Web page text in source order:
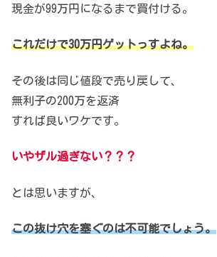
現金が99万円になるまで買付ける。
これだけで30万円ゲットっすよね。
その後は同じ値段で売り戻して、
無利子の200万を返済
すれば良いワケです。
いやザル過ぎない？？？
とは思いますが、
この抜け穴を塞ぐのは不可能でしょう。